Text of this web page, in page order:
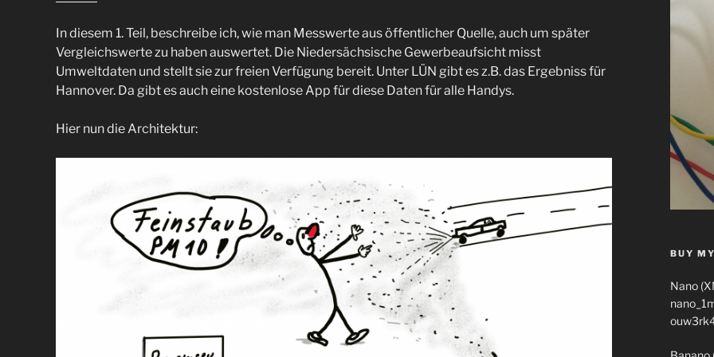
In diesem 1. Teil, beschreibe ich, wie man Messwerte aus öffentlicher Quelle, auch um später
Vergleichswerte zu haben auswertet. Die Niedersächsische Gewerbeaufsicht misst
Umweltdaten und stellt sie zur freien Verfügung bereit. Unter LÜN gibt es z.B. das Ergebniss für
Hannover. Da gibt es auch eine kostenlose App für diese Daten für alle Handys.
Hier nun die Architektur:
BUY
Nano